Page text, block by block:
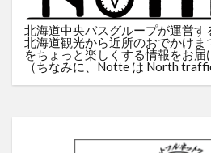
北海道中央バスグループが運営す
北海道観光から近所のおでかけま
をちょっと楽しくする情報をお届
（ちなみに、Notte は North